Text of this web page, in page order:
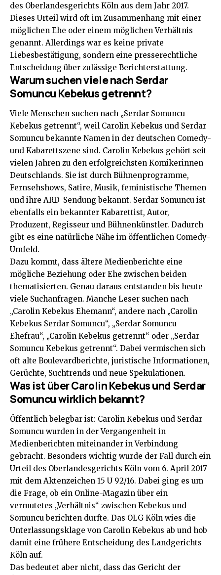
des Oberlandesgerichts Köln aus dem Jahr 2017.
Dieses Urteil wird oft im Zusammenhang mit einer
möglichen Ehe oder einem möglichen Verhältnis
genannt. Allerdings war es keine private
Liebesbestätigung, sondern eine presserechtliche
Entscheidung über zulässige Berichterstattung.
Warum suchen viele nach Serdar
Somuncu Kebekus getrennt?
Viele Menschen suchen nach „Serdar Somuncu
Kebekus getrennt“, weil Carolin Kebekus und Serdar
Somuncu bekannte Namen in der deutschen Comedy-
und Kabarettszene sind. Carolin Kebekus gehört seit
vielen Jahren zu den erfolgreichsten Komikerinnen
Deutschlands. Sie ist durch Bühnenprogramme,
Fernsehshows, Satire, Musik, feministische Themen
und ihre ARD-Sendung bekannt. Serdar Somuncu ist
ebenfalls ein bekannter Kabarettist, Autor,
Produzent, Regisseur und Bühnenkünstler. Dadurch
gibt es eine natürliche Nähe im öffentlichen Comedy-
Umfeld.
Dazu kommt, dass ältere Medienberichte eine
mögliche Beziehung oder Ehe zwischen beiden
thematisierten. Genau daraus entstanden bis heute
viele Suchanfragen. Manche Leser suchen nach
„Carolin Kebekus Ehemann“, andere nach „Carolin
Kebekus Serdar Somuncu“, „Serdar Somuncu
Ehefrau“, „Carolin Kebekus getrennt“ oder „Serdar
Somuncu Kebekus getrennt“. Dabei vermischen sich
oft alte Boulevardberichte, juristische Informationen,
Gerüchte, Suchtrends und neue Spekulationen.
Was ist über Carolin Kebekus und Serdar
Somuncu wirklich bekannt?
Öffentlich belegbar ist: Carolin Kebekus und Serdar
Somuncu wurden in der Vergangenheit in
Medienberichten miteinander in Verbindung
gebracht. Besonders wichtig wurde der Fall durch ein
Urteil des Oberlandesgerichts Köln vom 6. April 2017
mit dem Aktenzeichen 15 U 92/16. Dabei ging es um
die Frage, ob ein Online-Magazin über ein
vermutetes „Verhältnis“ zwischen Kebekus und
Somuncu berichten durfte. Das OLG Köln wies die
Unterlassungsklage von Carolin Kebekus ab und hob
damit eine frühere Entscheidung des Landgerichts
Köln auf.
Das bedeutet aber nicht, dass das Gericht der